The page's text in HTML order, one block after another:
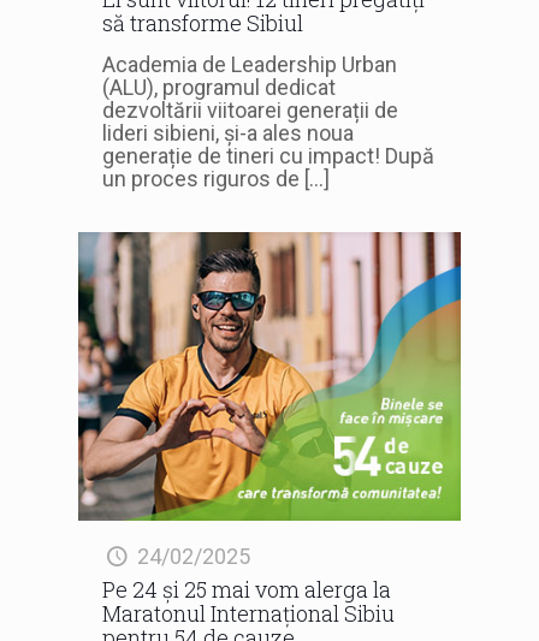
să transforme Sibiul
Academia de Leadership Urban
(ALU), programul dedicat
dezvoltării viitoarei generații de
lideri sibieni, și-a ales noua
generație de tineri cu impact! După
un proces riguros de […]
24/02/2025
Pe 24 și 25 mai vom alerga la
Maratonul Internațional Sibiu